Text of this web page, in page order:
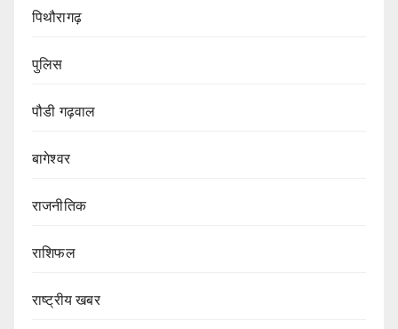
पिथौरागढ़
पुलिस
पौडी गढ़वाल
बागेश्वर
राजनीतिक
राशिफल
राष्ट्रीय खबर